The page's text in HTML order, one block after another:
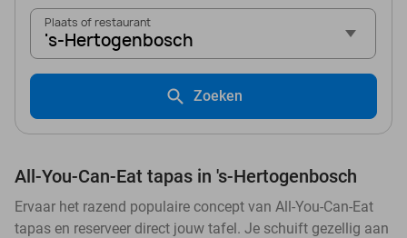
Plaats of restaurant
's-Hertogenbosch
Zoeken
All-You-Can-Eat tapas in 's-Hertogenbosch
Ervaar het razend populaire concept van All-You-Can-Eat
tapas en reserveer direct jouw tafel. Je schuift gezellig aan